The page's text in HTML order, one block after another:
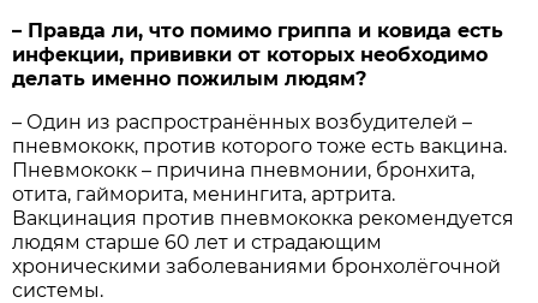
– Правда ли, что помимо гриппа и ковида есть
инфекции, прививки от которых необходимо
делать именно пожилым людям?
– Один из распространённых возбудителей –
пневмококк, против которого тоже есть вакцина.
Пневмококк – причина пневмонии, бронхита,
отита, гайморита, менингита, артрита.
Вакцинация против пневмококка рекомендуется
людям старше 60 лет и страдающим
хроническими заболеваниями бронхолёгочной
системы.